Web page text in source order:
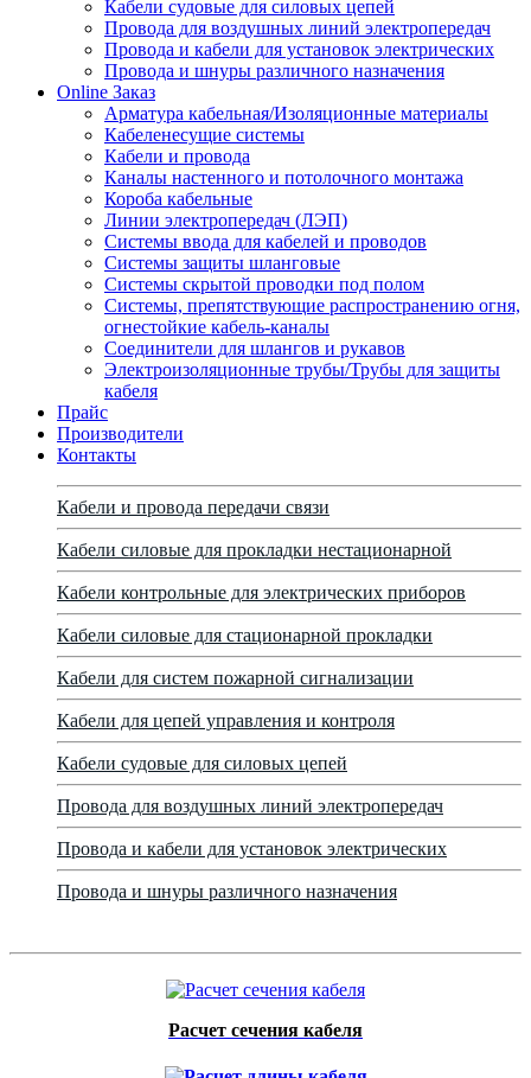
Кабели судовые для силовых цепей
Провода для воздушных линий электропередач
Провода и кабели для установок электрических
Провода и шнуры различного назначения
Online Заказ
Арматура кабельная/Изоляционные материалы
Кабеленесущие системы
Кабели и провода
Каналы настенного и потолочного монтажа
Короба кабельные
Линии электропередач (ЛЭП)
Системы ввода для кабелей и проводов
Системы защиты шланговые
Системы скрытой проводки под полом
Системы, препятствующие распространению огня,
огнестойкие кабель-каналы
Соединители для шлангов и рукавов
Электроизоляционные трубы/Трубы для защиты
кабеля
Прайс
Производители
Контакты
Кабели и провода передачи связи
Кабели силовые для прокладки нестационарной
Кабели контрольные для электрических приборов
Кабели силовые для стационарной прокладки
Кабели для систем пожарной сигнализации
Кабели для цепей управления и контроля
Кабели судовые для силовых цепей
Провода для воздушных линий электропередач
Провода и кабели для установок электрических
Провода и шнуры различного назначения
Расчет сечения кабеля